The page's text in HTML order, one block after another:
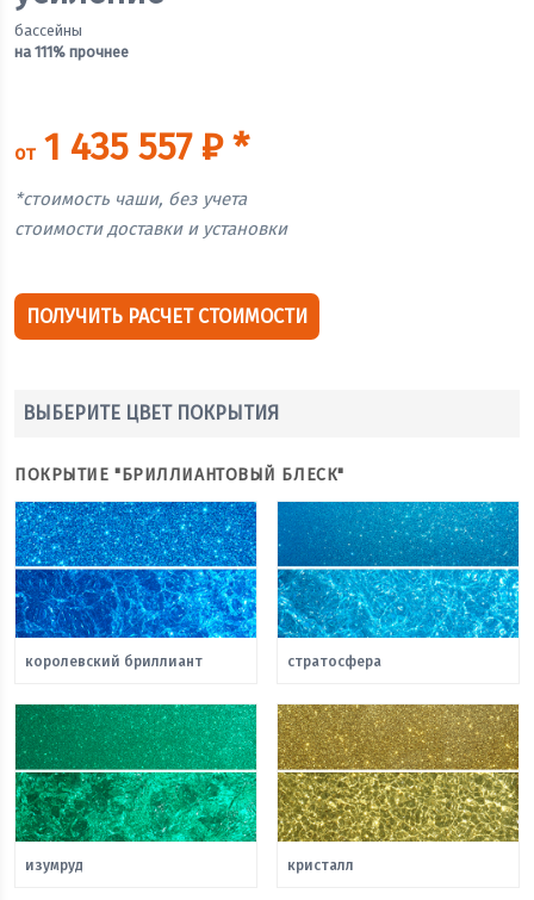
бассейны
на 111% прочнее
от1 435 557 ₽ *
*стоимость чаши, без учета
стоимости доставки и установки
ПОЛУЧИТЬ РАСЧЕТ СТОИМОСТИ
ВЫБЕРИТЕ ЦВЕТ ПОКРЫТИЯ
ПОКРЫТИЕ "БРИЛЛИАНТОВЫЙ БЛЕСК"
королевский бриллиант стратосфера
изумруд кристалл